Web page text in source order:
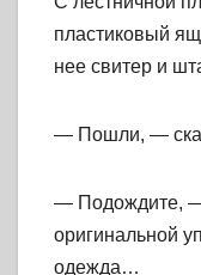
пластиковый
нее свитер и
— Пошли, —
— Подождите, —
оригинальной
одежда…